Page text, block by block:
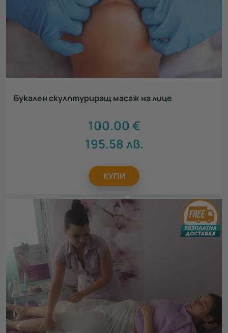
Букален скулптуриращ масаж на лице
100.00 €
195.58 лв.
КУПИ